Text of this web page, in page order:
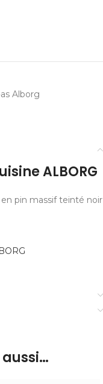
Alborg
ALBORG
pin massif teinté noir